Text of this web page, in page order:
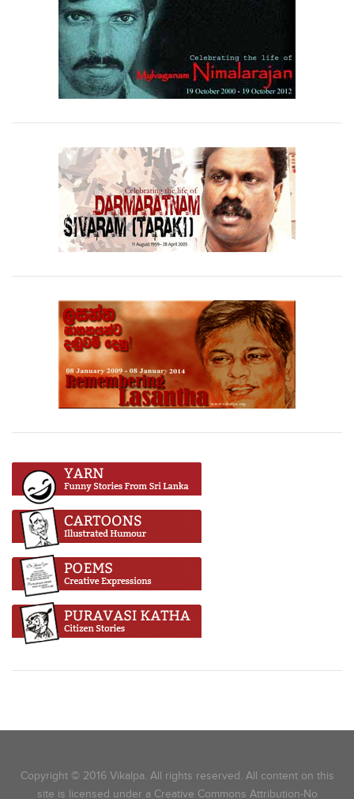
Copyright © 2016 Vikalpa. All rights reserved. All content on this
site is licensed under a Creative Commons Attribution-No